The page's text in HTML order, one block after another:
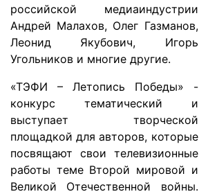
российской медиаиндустрии
Андрей Малахов, Олег Газманов,
Леонид Якубович, Игорь
Угольников и многие другие.
«ТЭФИ – Летопись Победы» -
конкурс тематический и
выступает творческой
площадкой для авторов, которые
посвящают свои телевизионные
работы теме Второй мировой и
Великой Отечественной войны.